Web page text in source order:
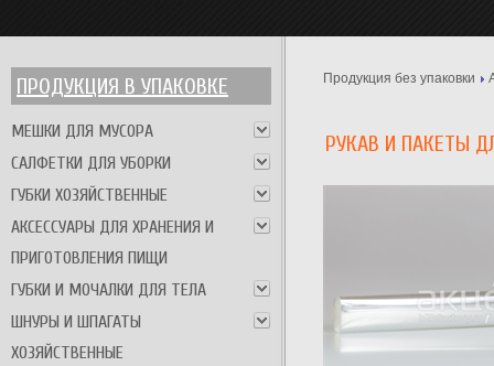
ПРОДУКЦИЯ В УПАКОВКЕ
МЕШКИ ДЛЯ МУСОРА
САЛФЕТКИ ДЛЯ УБОРКИ
ГУБКИ ХОЗЯЙСТВЕННЫЕ
АКСЕССУАРЫ ДЛЯ ХРАНЕНИЯ И
ПРИГОТОВЛЕНИЯ ПИЩИ
ГУБКИ И МОЧАЛКИ ДЛЯ ТЕЛА
ШНУРЫ И ШПАГАТЫ
ХОЗЯЙСТВЕННЫЕ
Продукция без упаковки
РУКАВ И ПАКЕТЫ